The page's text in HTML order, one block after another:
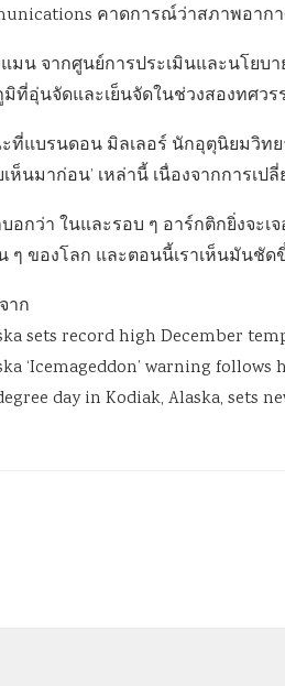
คาดการณ์ว่าสภาพอาก
มน จากศูนย์การประเมินและนโยบ
ที่อุ่นจัดและเย็นจัดในช่วงสองทศว
ที่แบรนดอน มิลเลอร์ นักอุตุนิยมวิท
เห็นมาก่อน’ เหล่านี้ เนื่องจากการ
อกว่า ในและรอบ ๆ อาร์กติกยิ่งจะ
ๆ ของโลก และตอนนี้เราเห็นมันชั
าก
sets record high December
‘Icemageddon’ warning follows
day in Kodiak, Alaska, sets